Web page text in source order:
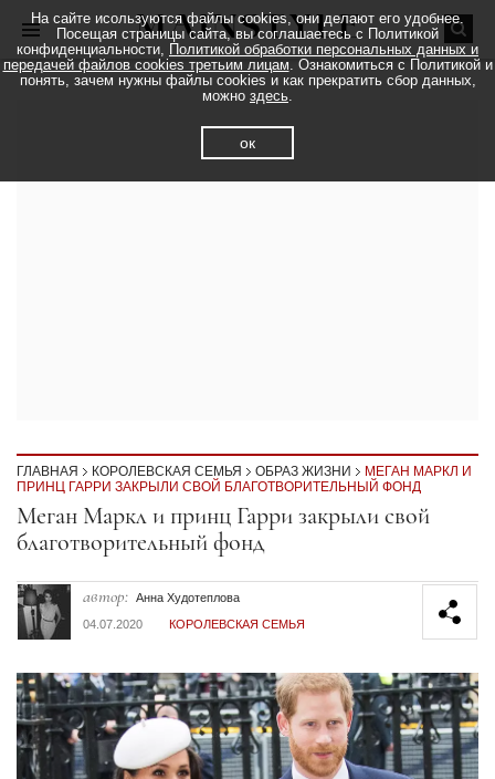
ГЛАВНАЯ КОРОЛЕВСКАЯ СЕМЬЯ ОБРАЗ ЖИЗНИ
МЕГАН МАРКЛ И
ПРИНЦ ГАРРИ ЗАКРЫЛИ СВОЙ БЛАГОТВОРИТЕЛЬНЫЙ ФОНД
Секция статей
Меган Маркл и принц Гарри закрыли свой
благотворительный фонд
автор: Анна Худотеплова
04.07.2020
КОРОЛЕВСКАЯ СЕМЬЯ
На сайте исользуются файлы cookies, они делают его удобнее.
Посещая страницы сайта, вы соглашаетесь с Политикой
конфиденциальности, Политикой обработки персональных данных и
передачей файлов cookies третьим лицам. Ознакомиться с Политикой и
понять, зачем нужны файлы cookies и как прекратить сбор данных,
можно здесь.
ок